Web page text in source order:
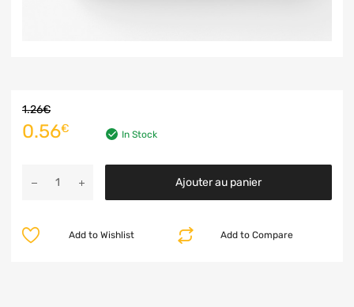
1.26€
0.56€ In Stock
Ajouter au panier
Add to Compare
Add to Wishlist